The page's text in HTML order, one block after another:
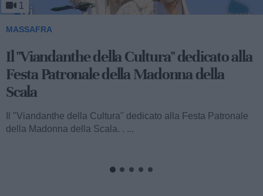
1
MASSAFRA
Viandanthe della Cultura: la "Chiesa
Rupestre della Buona Nuova"
Ecco a voi il terzo speciale del "Viandanthe della Cultura"
dedicato alla Madonna della Scala. Vi porteremo alla
scoperta della "Chiesa...